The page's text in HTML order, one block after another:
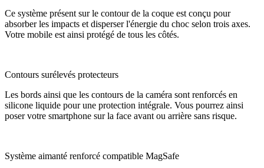
Ce système présent sur le contour de la coque est conçu pour
absorber les impacts et disperser l'énergie du choc selon trois axes.
Votre mobile est ainsi protégé de tous les côtés.
Contours surélevés protecteurs
Les bords ainsi que les contours de la caméra sont renforcés en
silicone liquide pour une protection intégrale. Vous pourrez ainsi
poser votre smartphone sur la face avant ou arrière sans risque.
Système aimanté renforcé compatible MagSafe